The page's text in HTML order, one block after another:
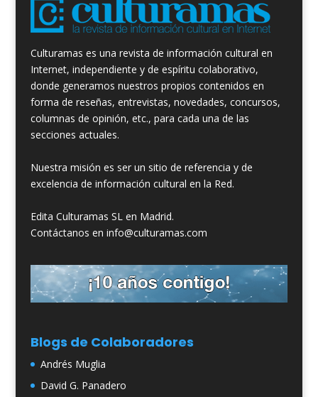
Culturamas es una revista de información cultural en
Internet, independiente y de espíritu colaborativo,
donde generamos nuestros propios contenidos en
forma de reseñas, entrevistas, novedades, concursos,
columnas de opinión, etc., para cada una de las
secciones actuales.
Nuestra misión es ser un sitio de referencia y de
excelencia de información cultural en la Red.
Edita Culturamas SL en Madrid.
Contáctanos en info@culturamas.com
Blogs de Colaboradores
Andrés Muglia
David G. Panadero